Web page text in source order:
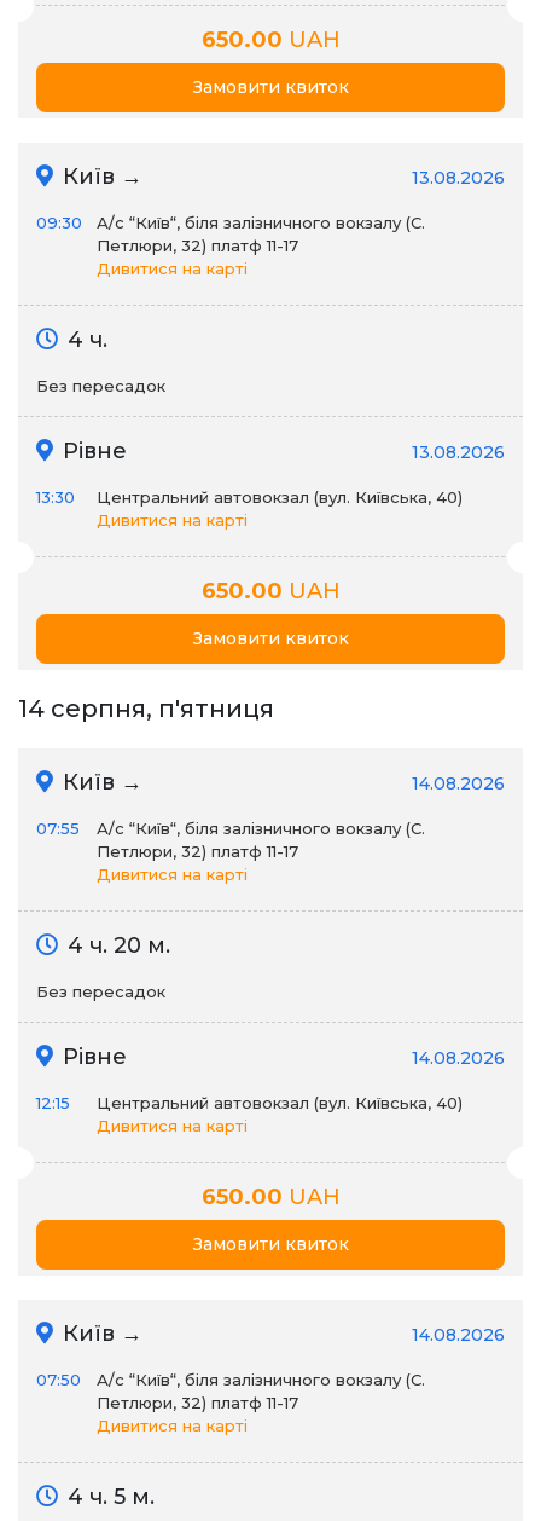
650.00 UAH
Замовити квиток
Київ → 13.08.2026
09:30
А/c “Київ“, біля залізничного вокзалу (С.
Петлюри, 32) платф 11-17
Дивитися на карті
4 ч.
Без пересадок
Рівне 13.08.2026
13:30
Центральний автовокзал (вул. Київська, 40)
Дивитися на карті
650.00 UAH
Замовити квиток
14 серпня, п'ятниця
Київ → 14.08.2026
07:55
А/c “Київ“, біля залізничного вокзалу (С.
Петлюри, 32) платф 11-17
Дивитися на карті
4 ч. 20 м.
Без пересадок
Рівне 14.08.2026
12:15
Центральний автовокзал (вул. Київська, 40)
Дивитися на карті
650.00 UAH
Замовити квиток
Київ → 14.08.2026
07:50
А/c “Київ“, біля залізничного вокзалу (С.
Петлюри, 32) платф 11-17
Дивитися на карті
4 ч. 5 м.